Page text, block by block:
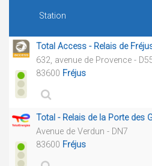
Station
Total Access - Relais de
632, avenue de Provence -
83600 Fréjus
Total - Relais de la Porte des
Avenue de Verdun - DN7
83600 Fréjus